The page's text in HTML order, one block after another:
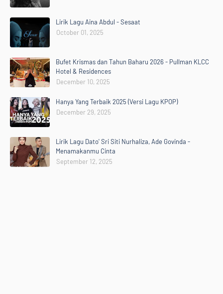
Lirik Lagu Aina Abdul - Sesaat
October 01, 2025
Bufet Krismas dan Tahun Baharu 2026 - Pullman KLCC
Hotel & Residences
December 10, 2025
Hanya Yang Terbaik 2025 (Versi Lagu KPOP)
December 29, 2025
Lirik Lagu Dato' Sri Siti Nurhaliza, Ade Govinda -
Menamakanmu Cinta
September 12, 2025